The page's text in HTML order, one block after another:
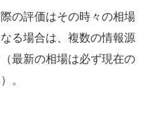
の評価はその時々の相場
る場合は、複数の情報源
最新の相場は必ず現在の
。